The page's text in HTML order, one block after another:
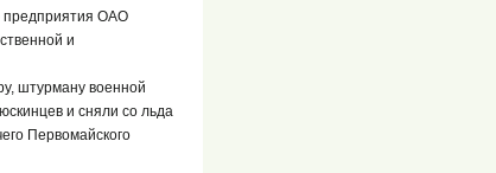
предприятия ОАО
и
штурману военной
и сняли со льда
Первомайского